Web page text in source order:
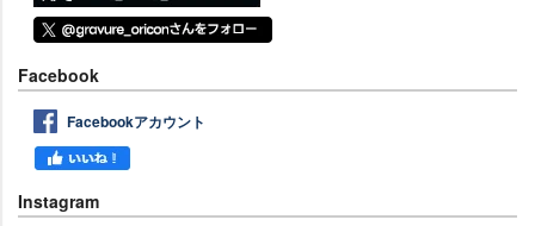
Facebook
Facebookアカウント
Instagram